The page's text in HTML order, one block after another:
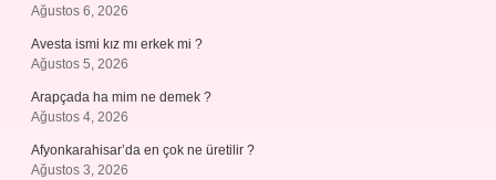
Ağustos 6, 2026
Avesta ismi kız mı erkek mi ?
Ağustos 5, 2026
Arapçada ha mim ne demek ?
Ağustos 4, 2026
Afyonkarahisar’da en çok ne üretilir ?
Ağustos 3, 2026